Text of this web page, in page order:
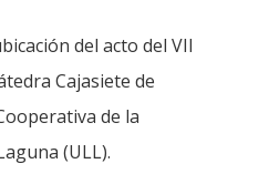
del acto del VII
Cajasiete de
de la
(ULL).